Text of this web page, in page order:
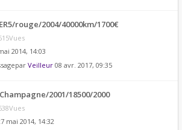
rouge/2004/40000km/1700€
2014, 14:03
Veilleur 08 avr. 2017, 09:35
2001/18500/2000
mai 2014, 14:32